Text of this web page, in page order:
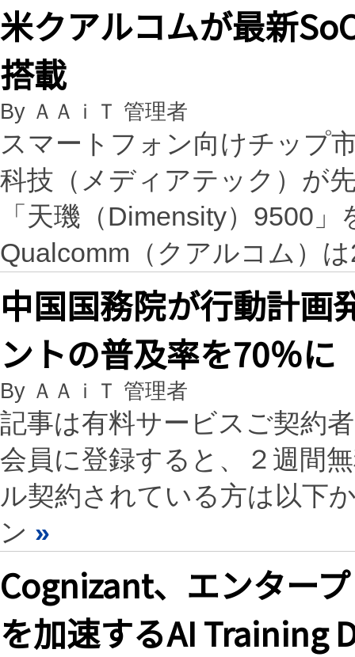
米クアルコムが最新
搭載
By ＡＡｉＴ 管理者
スマートフォン向けチップ
科技（メディアテック）が
「天璣（Dimensity）9500
Qualcomm（クアルコム）
中国国務院が行動計画
ントの普及率を70％
By ＡＡｉＴ 管理者
記事は有料サービスご契約
会員に登録すると、２週間
ル契約されている方は以下
ン »
Cognizant、エンター
を加速するAI Training